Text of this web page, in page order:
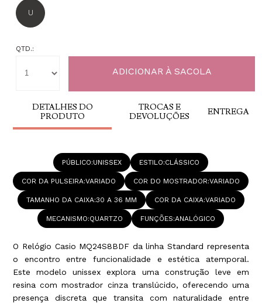
U
QTD.:
DETALHES DO
PRODUTO
TROCAS E
DEVOLUÇÕES
ENTREGA
O Relógio Casio MQ24S8BDF da linha Standard representa
o encontro entre funcionalidade e estética atemporal.
Este modelo unissex explora uma construção leve em
resina com mostrador cinza translúcido, oferecendo uma
presença discreta que transita com naturalidade entre
PÚBLICO UNISSEX ESTILO CLÁSSICO
COR DA PULSEIRA VARIADO COR DO MOSTRADOR VARIADO
TAMANHO DA CAIXA 30 A 36 MM COR DA CAIXA VARIADO
MECANISMO QUARTZO FUNÇÕES ANALÓGICO